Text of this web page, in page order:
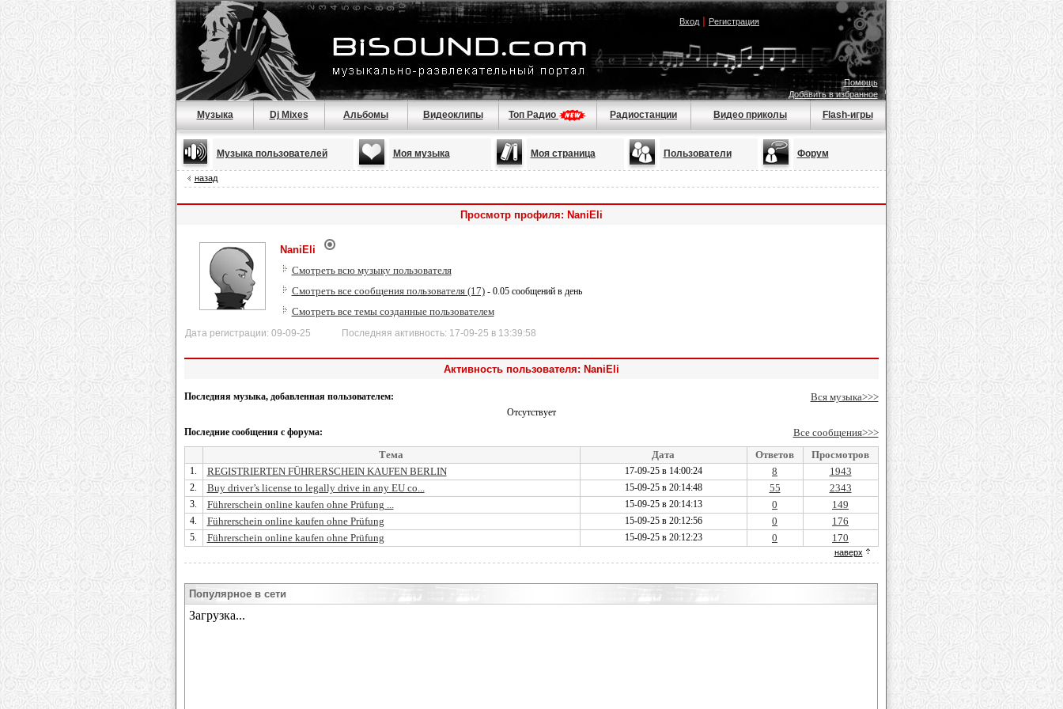
Вход| Регистрация
Помощь
Добавить в избранное
Музыка Dj Mixes Альбомы Видеоклипы Топ Радио Радиостанции Видео приколы Flash-игры
Музыка пользователей Моя музыка Моя страница Пользователи Форум
назад
Просмотр профиля: NaniEli
NaniEli
Смотреть всю музыку пользователя
Смотреть все сообщения пользователя (17)- 0.05 сообщений в день
Смотреть все темы созданные пользователем
Дата регистрации: 09-09-25 Последняя активность: 17-09-25 в 13:39:58
Активность пользователя: NaniEli
Последняя музыка, добавленная пользователем: Вся музыка>>>
Отсутствует
Последние сообщения с форума:
Все сообщения>>>
Тема
Дата Ответов Просмотров
1. REGISTRIERTEN FÜHRERSCHEIN KAUFEN BERLIN 17-09-25 в 14:00:24 8 1943
2. Buy driver’s license to legally drive in any EU co... 15-09-25 в 20:14:48 55 2343
3. Führerschein online kaufen ohne Prüfung ... 15-09-25 в 20:14:13 0 149
4. Führerschein online kaufen ohne Prüfung 15-09-25 в 20:12:56 0 176
5. Führerschein online kaufen ohne Prüfung 15-09-25 в 20:12:23 0 170
наверх
Популярное в сети